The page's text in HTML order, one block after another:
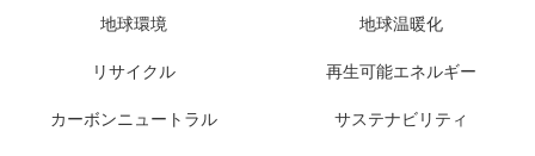
地球環境 地球温暖化
リサイクル 再生可能エネルギー
カーボンニュートラル サステナビリティ